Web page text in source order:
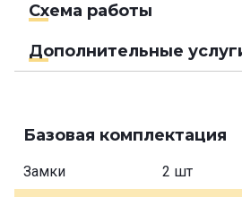
Схема работы
Дополнительные
Базовая комплектация
Замки 2 шт